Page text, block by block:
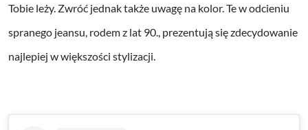
Tobie leży. Zwróć jednak także uwagę na kolor. Te w odcieniu
spranego jeansu, rodem z lat 90., prezentują się zdecydowanie
najlepiej w większości stylizacji.